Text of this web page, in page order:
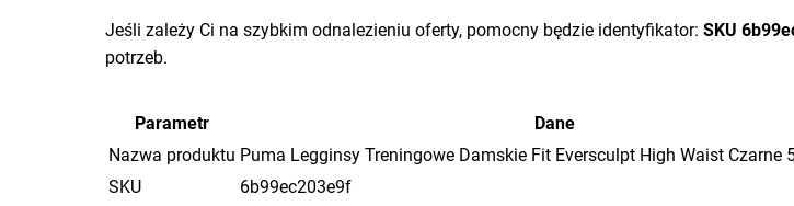
Jeśli zależy Ci na szybkim odnalezieniu oferty, pomocny będzie identyfikator: SKU
potrzeb.
Parametr
Dane
Nazwa produktu Puma Legginsy Treningowe Damskie Fit Eversculpt High Waist Czarne
SKU
6b99ec203e9f